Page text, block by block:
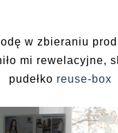
w zbieraniu
mi rewelacyjne,
pudełko reuse-box